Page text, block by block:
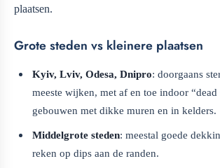
plaatsen.
Grote steden vs kleinere plaatsen
Kyiv, Lviv, Odesa, Dnipro: doorgaans
meeste wijken, met af en toe indoor “dead
gebouwen met dikke muren en in kelders.
Middelgrote steden: meestal goede
reken op dips aan de randen.